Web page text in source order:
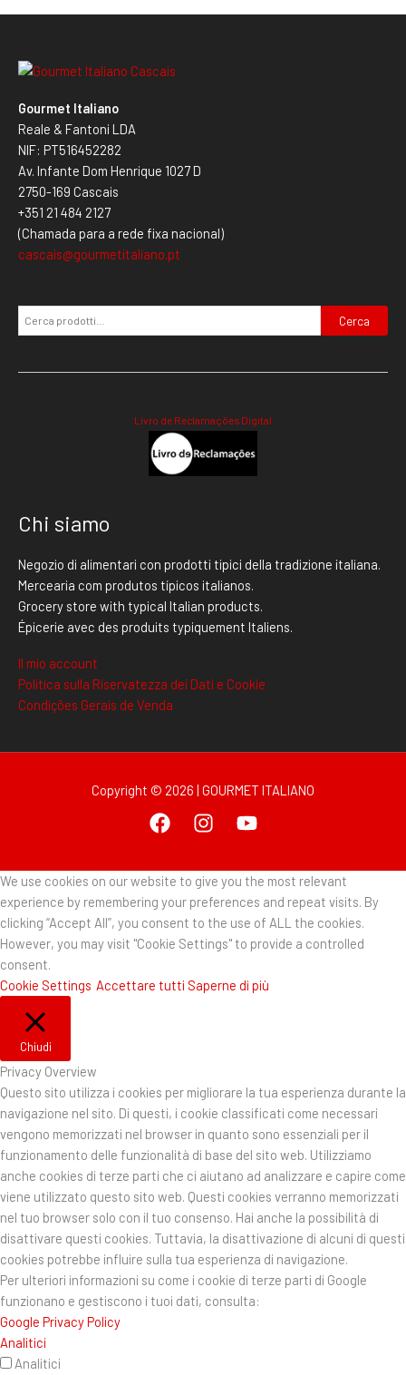
Gourmet Italiano
Reale & Fantoni LDA
NIF: PT516452282
Av. Infante Dom Henrique 1027 D
2750-169 Cascais
+351 21 484 2127
(Chamada para a rede fixa nacional)
cascais@gourmetitaliano.pt
Cerca
Livro de Reclamações Digital
Chi siamo
Negozio di alimentari con prodotti tipici della tradizione italiana.
Mercearia com produtos típicos italianos.
Grocery store with typical Italian products.
Épicerie avec des produits typiquement Italiens.
Il mio account
Politica sulla Riservatezza dei Dati e Cookie
Condições Gerais de Venda
Copyright © 2026 | GOURMET ITALIANO
We use cookies on our website to give you the most relevant
experience by remembering your preferences and repeat visits. By
clicking “Accept All”, you consent to the use of ALL the cookies.
However, you may visit "Cookie Settings" to provide a controlled
consent.
Cookie Settings Accettare tutti Saperne di più
Chiudi
Privacy Overview
Questo sito utilizza i cookies per migliorare la tua esperienza durante la
navigazione nel sito. Di questi, i cookie classificati come necessari
vengono memorizzati nel browser in quanto sono essenziali per il
funzionamento delle funzionalità di base del sito web. Utilizziamo
anche cookies di terze parti che ci aiutano ad analizzare e capire come
viene utilizzato questo sito web. Questi cookies verranno memorizzati
nel tuo browser solo con il tuo consenso. Hai anche la possibilità di
disattivare questi cookies. Tuttavia, la disattivazione di alcuni di questi
cookies potrebbe influire sulla tua esperienza di navigazione.
Per ulteriori informazioni su come i cookie di terze parti di Google
funzionano e gestiscono i tuoi dati, consulta:
Google Privacy Policy
Analitici
Analitici